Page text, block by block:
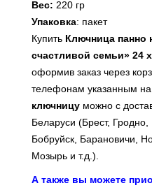
Вес: 220 гр
Упаковка: пакет
Купить Ключница панно
счастливой семьи» 24
оформив заказ через
телефонам указанным на
ключницу можно с
Беларуси (Брест,
Бобруйск, Барановичи,
Мозырь и т.д.).
А также вы можете